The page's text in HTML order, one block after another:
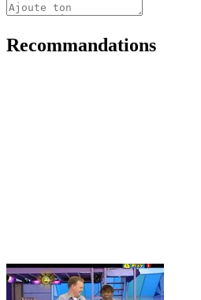
Recommandations